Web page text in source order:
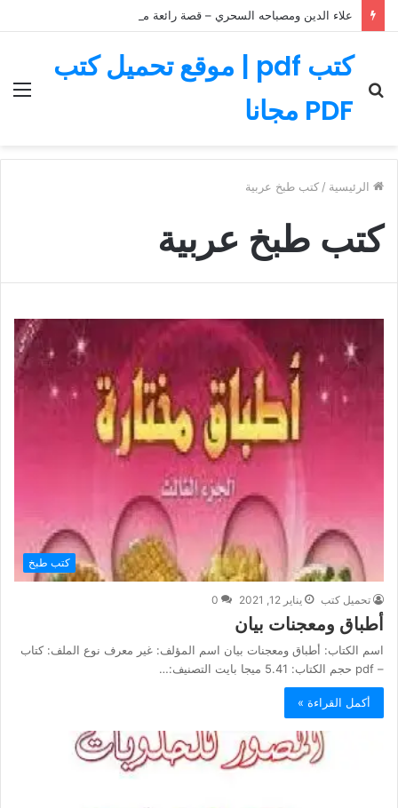
علاء الدين ومصباحه السحري – قصة رائعة مليئة بالمغامرات
كتب pdf | موقع تحميل كتب
PDF مجاناعن
الرئيسية / كتب طبخ عربية
كتب طبخ عربية
كتب طبخ
تحميل كتب يناير 12, 2021 0
أطباق ومعجنات بيان
اسم الكتاب: أطباق ومعجنات بيان اسم المؤلف: غير معرف نوع الملف: كتاب
– pdf حجم الكتاب: 5.41 ميجا بايت التصنيف:…
أكمل القراءة »